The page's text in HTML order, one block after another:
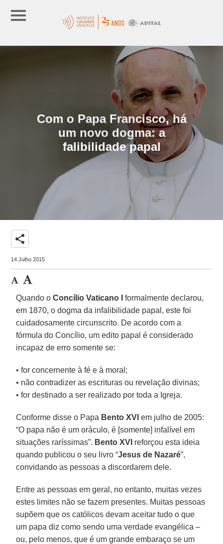
Com o Papa Francisco, há
um novo dogma: a
falibilidade papal
share
14 Julho 2015
Quando o Concílio Vaticano I
formalmente declarou,
em 1870, o dogma da infalibilidade papal, este foi
cuidadosamente circunscrito. De acordo com a
fórmula do Concílio, um edito papal é considerado
incapaz de erro somente se:
• for concernente à fé e à moral;
• não contradizer as escrituras ou revelação divinas;
• for destinado a ser realizado por toda a Igreja.
Conforme disse o Papa Bento XVI em julho de 2005:
“O papa não é um oráculo, é [somente] infalível em
situações raríssimas”. Bento XVI reforçou esta ideia
quando publicou o seu livro “Jesus de Nazaré”,
convidando as pessoas a discordarem dele.
Entre as pessoas em geral, no entanto, muitas vezes
estes limites não se fazem presentes. Muitas pessoas
supõem que os católicos devam aceitar tudo o que
um papa diz como sendo uma verdade evangélica –
ou, pelo menos, que é um grande embaraço se um